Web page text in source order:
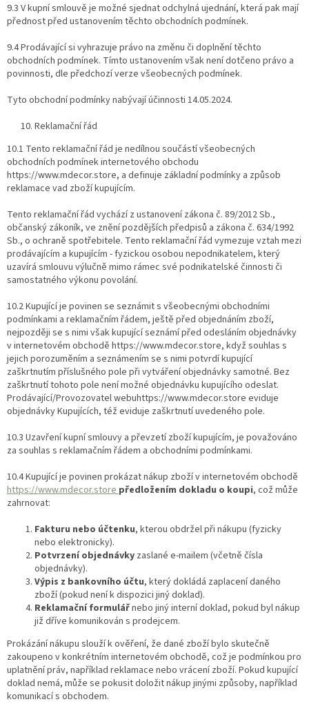
9.3 V kupní smlouvě je možné sjednat odchylná ujednání, která pak mají
přednost před ustanovením těchto obchodních podmínek.
9.4 Prodávající si vyhrazuje právo na změnu či doplnění těchto
obchodních podmínek. Tímto ustanovením však není dotčeno právo a
povinnosti, dle předchozí verze všeobecných podmínek.
Tyto obchodní podmínky nabývají účinnosti 14.05.2024.
Reklamační řád
10.1 Tento reklamační řád je nedílnou součástí všeobecných
obchodních podmínek internetového obchodu ​
https://www.mdecor.store​, a definuje základní podmínky a způsob
reklamace vad zboží kupujícím.
Tento reklamační řád vychází z ustanovení zákona č. 89/2012 Sb.,
občanský zákoník, ve znění pozdějších předpisů a zákona č. 634/1992
Sb., o ochraně spotřebitele. Tento reklamační řád vymezuje vztah mezi
prodávajícím a kupujícím - fyzickou osobou nepodnikatelem, který
uzavírá smlouvu výlučně mimo rámec své podnikatelské činnosti či
samostatného výkonu povolání.
10.2 Kupující je povinen se seznámit s všeobecnými obchodními
podmínkami a reklamačním řádem, ještě před objednáním zboží,
nejpozději se s nimi však kupující seznámí před odesláním objednávky
v internetovém obchodě https://www.mdecor.store​, když souhlas s
jejich porozuměním a seznámením se s nimi potvrdí kupující
zaškrtnutím příslušného pole při vytváření objednávky samotné. Bez
zaškrtnutí tohoto pole není možné objednávku kupujícího odeslat.
Prodávající/Provozovatel webu​https://www.mdecor.store ​eviduje
objednávky Kupujících, též eviduje zaškrtnutí uvedeného pole.
10.3 Uzavření kupní smlouvy a převzetí zboží kupujícím, je považováno
za souhlas s reklamačním řádem a obchodními podmínkami.
10.4 Kupující je povinen prokázat nákup zboží v internetovém obchodě
https://www.mdecor.store​ předložením dokladu o koupi, což může
zahrnovat:
Fakturu nebo účtenku, kterou obdržel při nákupu (fyzicky
nebo elektronicky).
Potvrzení objednávky zaslané e-mailem (včetně čísla
objednávky).
Výpis z bankovního účtu, který dokládá zaplacení daného
zboží (pokud není k dispozici jiný doklad).
Reklamační formulářnebo jiný interní doklad, pokud byl nákup
již dříve komunikován s prodejcem.
Prokázání nákupu slouží k ověření, že dané zboží bylo skutečně
zakoupeno v konkrétním internetovém obchodě, což je podmínkou pro
uplatnění práv, například reklamace nebo vrácení zboží. Pokud kupující
doklad nemá, může se pokusit doložit nákup jinými způsoby, například
komunikací s obchodem.